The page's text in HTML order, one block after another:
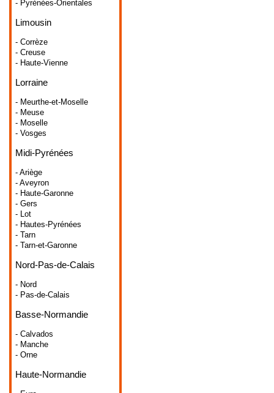
- Pyrénées-Orientales
Limousin
- Corrèze
- Creuse
- Haute-Vienne
Lorraine
- Meurthe-et-Moselle
- Meuse
- Moselle
- Vosges
Midi-Pyrénées
- Ariège
- Aveyron
- Haute-Garonne
- Gers
- Lot
- Hautes-Pyrénées
- Tarn
- Tarn-et-Garonne
Nord-Pas-de-Calais
- Nord
- Pas-de-Calais
Basse-Normandie
- Calvados
- Manche
- Orne
Haute-Normandie